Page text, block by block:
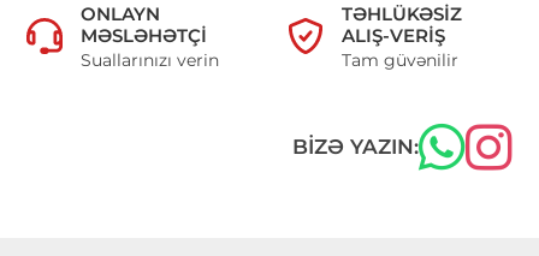
ONLAYN
MƏSLƏHƏTÇI
Suallarınızı verin
TƏHLÜKƏSIZ
ALIŞ-VERIŞ
Tam güvənilir
BIZƏ YAZIN: